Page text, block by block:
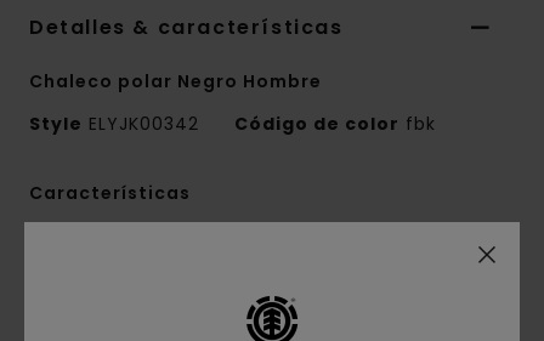
Detalles & características
Chaleco polar Negro Hombre
Style ELYJK00342 Código de color fbk
Características
poliéster reciclado GRS